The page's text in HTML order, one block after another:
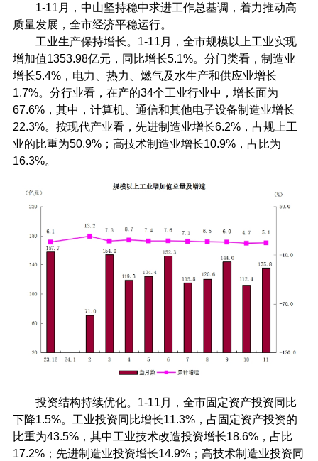
1-11月，中山坚持稳中求进工作总基调，着力推动高
质量发展，全市经济平稳运行。
工业生产保持增长。1-11月，全市规模以上工业实现
增加值1353.98亿元，同比增长5.1%。分门类看，制造业
增长5.4%，电力、热力、燃气及水生产和供应业增长
1.7%。分行业看，在产的34个工业行业中，增长面为
67.6%，其中，计算机、通信和其他电子设备制造业增长
22.3%。按现代产业看，先进制造业增长6.2%，占规上工
业的比重为50.9%；高技术制造业增长10.9%，占比为
16.3%。
投资结构持续优化。1-11月，全市固定资产投资同比
下降1.5%。工业投资同比增长11.3%，占固定资产投资的
比重为43.5%，其中工业技术改造投资增长18.6%，占比
17.2%；先进制造业投资增长14.9%；高技术制造业投资同